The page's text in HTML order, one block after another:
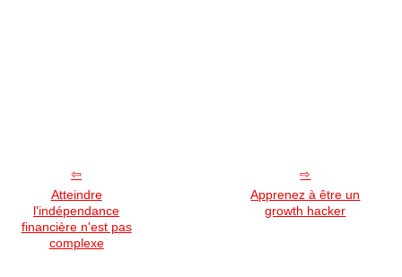
Atteindre
l'indépendance
financière n'est pas
complexe
Apprenez à être un
growth hacker